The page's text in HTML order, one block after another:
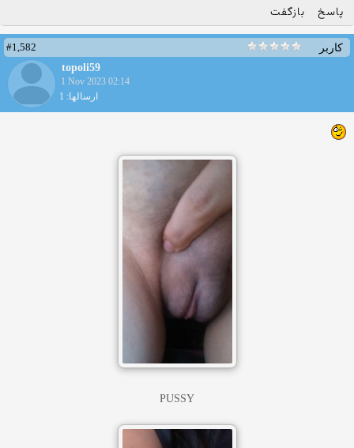
پاسخ بازگفت
کاربر
#1,582
topoli59
1 Nov 2023 02:14
ارسالها: 1
PUSSY